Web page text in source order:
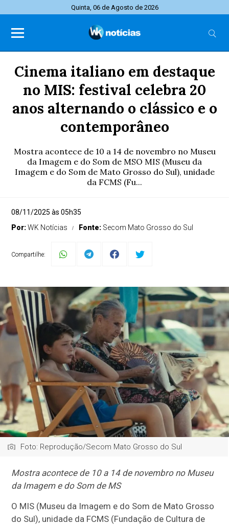
Quinta, 06 de Agosto de 2026
Cinema italiano em destaque
no MIS: festival celebra 20
anos alternando o clássico e o
contemporâneo
Mostra acontece de 10 a 14 de novembro no Museu
da Imagem e do Som de MSO MIS (Museu da
Imagem e do Som de Mato Grosso do Sul), unidade
da FCMS (Fu...
08/11/2025 às 05h35
Por:WK Notícias Fonte: Secom Mato Grosso do Sul
Compartilhe:
Foto: Reprodução/Secom Mato Grosso do Sul
Mostra acontece de 10 a 14 de novembro no Museu
da Imagem e do Som de MS
O MIS (Museu da Imagem e do Som de Mato Grosso
do Sul), unidade da FCMS (Fundação de Cultura de